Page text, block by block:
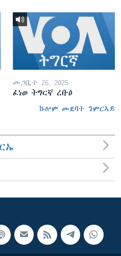
መጋቢት 26, 2025
ፈነወ ትግርኛ ረቡዕ
ኩሎም መደባት ንምርኣይ